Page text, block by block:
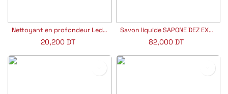
Nettoyant en profondeur Leder Clean
20,200DT
Savon liquide SAPONE DEZ EXTRA PH 5
82,000 DT